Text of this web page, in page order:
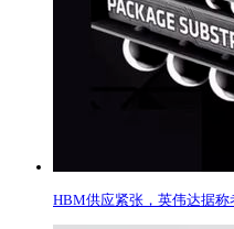
HBM供应紧张，英伟达据称